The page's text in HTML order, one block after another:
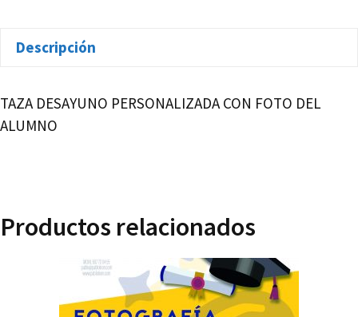
Descripción
TAZA DESAYUNO PERSONALIZADA CON FOTO DEL
ALUMNO
Productos relacionados